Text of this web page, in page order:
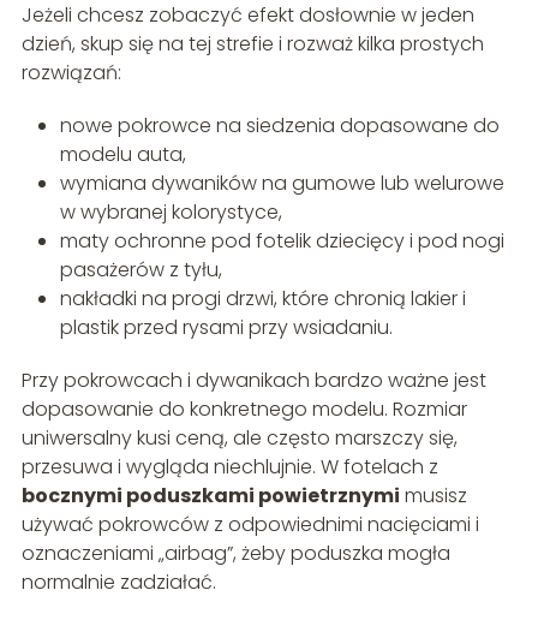
Jeżeli chcesz zobaczyć efekt dosłownie w jeden
dzień, skup się na tej strefie i rozważ kilka prostych
rozwiązań:
nowe pokrowce na siedzenia dopasowane do
modelu auta,
wymiana dywaników na gumowe lub welurowe
w wybranej kolorystyce,
maty ochronne pod fotelik dziecięcy i pod nogi
pasażerów z tyłu,
nakładki na progi drzwi, które chronią lakier i
plastik przed rysami przy wsiadaniu.
Przy pokrowcach i dywanikach bardzo ważne jest
dopasowanie do konkretnego modelu. Rozmiar
uniwersalny kusi ceną, ale często marszczy się,
przesuwa i wygląda niechlujnie. W fotelach z
bocznymi poduszkami powietrznymi musisz
używać pokrowców z odpowiednimi nacięciami i
oznaczeniami „airbag”, żeby poduszka mogła
normalnie zadziałać.